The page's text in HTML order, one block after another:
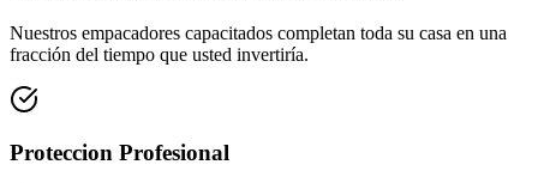
Nuestros empacadores capacitados completan toda su casa en una
fracción del tiempo que usted invertiría.
Proteccion Profesional